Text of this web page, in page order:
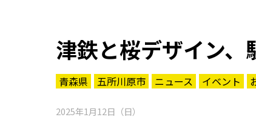
津鉄と桜デザイン、
青森県 五所川原市 ニュース イベント
2025年1月12日（日）